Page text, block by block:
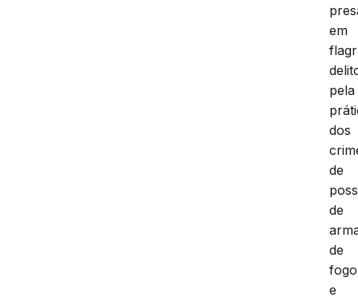
em
pela
dos
de
de
de
fogo
e